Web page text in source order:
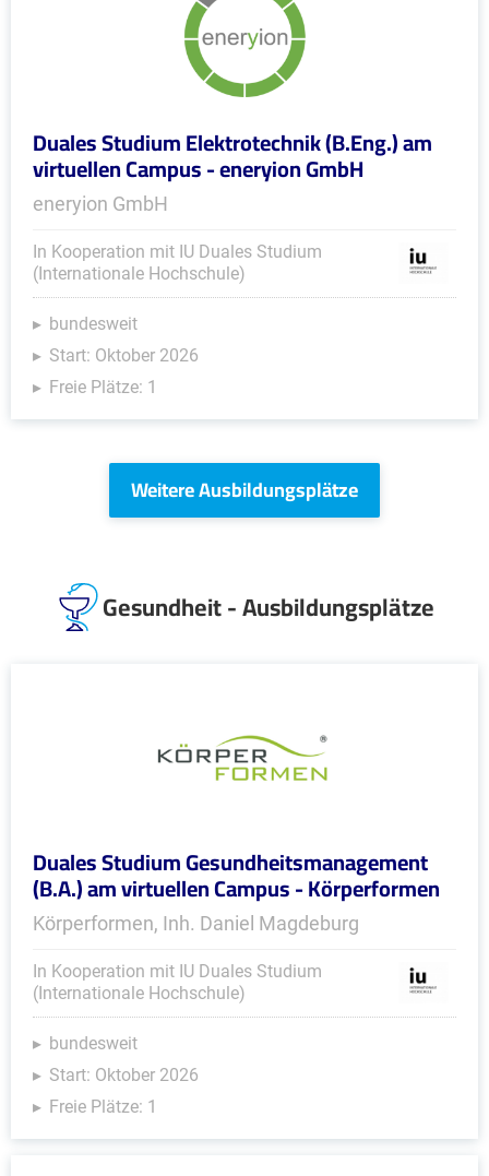
Duales Studium Elektrotechnik (B.Eng.) am
virtuellen Campus - eneryion GmbH
eneryion GmbH
In Kooperation mit IU Duales Studium
(Internationale Hochschule)
bundesweit
Start: Oktober 2026
Freie Plätze: 1
Weitere Ausbildungsplätze
Gesundheit - Ausbildungsplätze
Duales Studium Gesundheitsmanagement
(B.A.) am virtuellen Campus - Körperformen
Körperformen, Inh. Daniel Magdeburg
In Kooperation mit IU Duales Studium
(Internationale Hochschule)
bundesweit
Start: Oktober 2026
Freie Plätze: 1